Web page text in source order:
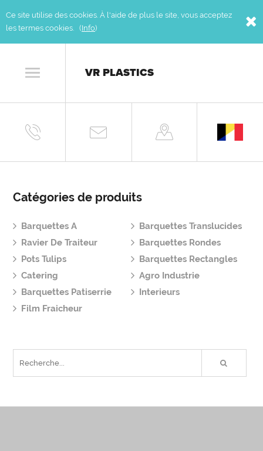
Ce site utilise des cookies. À l'aide de plus le site, vous acceptez
les termes cookies. (Info)
VR PLASTICS
Catégories de produits
Barquettes A
Barquettes Translucides
Ravier De Traiteur
Barquettes Rondes
Pots Tulips
Barquettes Rectangles
Catering
Agro Industrie
Barquettes Patiserrie
Interieurs
Film Fraicheur